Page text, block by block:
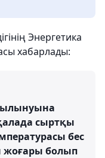
Энергетика
хабарлады:
сыртқы
бес
жоғары болып